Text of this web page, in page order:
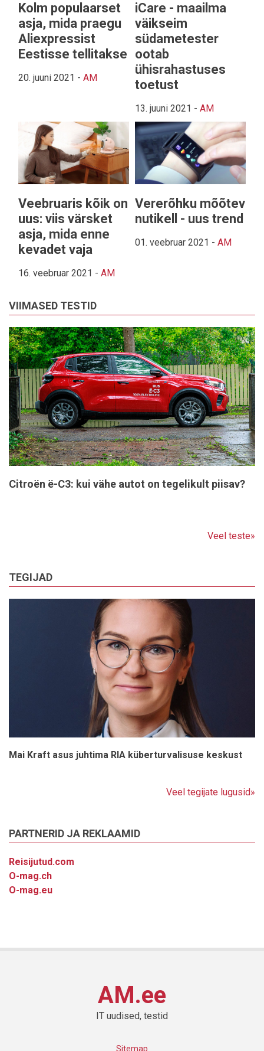
Kolm populaarset
asja, mida praegu
Aliexpressist
Eestisse tellitakse
20. juuni 2021 - AM
iCare - maailma
väikseim
südametester
ootab
ühisrahastuses
toetust
13. juuni 2021 - AM
Veebruaris kõik on
uus: viis värsket
asja, mida enne
kevadet vaja
16. veebruar 2021 - AM
Vererõhku mõõtev
nutikell - uus trend
01. veebruar 2021 - AM
VIIMASED TESTID
Citroën ë-C3: kui vähe autot on tegelikult piisav?
Veel teste»
TEGIJAD
Mai Kraft asus juhtima RIA küberturvalisuse keskust
Veel tegijate lugusid»
PARTNERID JA REKLAAMID
Reisijutud.com
O-mag.ch
O-mag.eu
AM.ee
IT uudised, testid
Sitemap